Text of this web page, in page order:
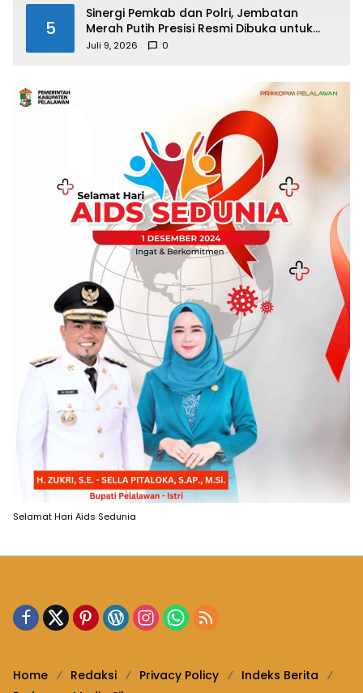
5
Sinergi Pemkab dan Polri, Jembatan
Merah Putih Presisi Resmi Dibuka untuk
Masyarakat Desa Rangsang
Juli 9, 2026 0
Selamat Hari Aids Sedunia
Home Redaksi Privacy Policy
Indeks Berita